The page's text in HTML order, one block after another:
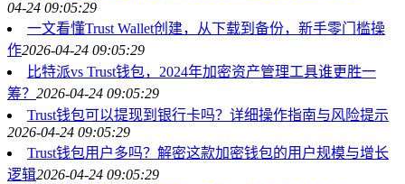
04-24 09:05:29
一文看懂Trust Wallet创建，从下载到备份，新手零门槛操
作2026-04-24 09:05:29
比特派vs Trust钱包，2024年加密资产管理工具谁更胜一
筹？ 2026-04-24 09:05:29
Trust钱包可以提现到银行卡吗？详细操作指南与风险提示
2026-04-24 09:05:29
Trust钱包用户多吗？解密这款加密钱包的用户规模与增长
逻辑2026-04-24 09:05:29